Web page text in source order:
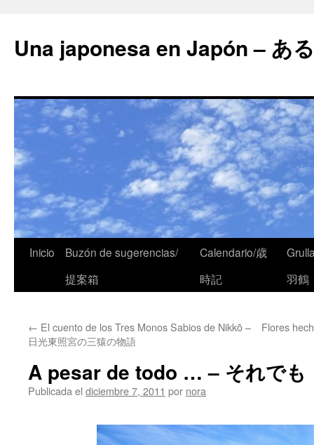
Una japonesa en Japón – あ
Inicio
Buzón de sugerencias/
提案箱
Calendario/歳
時記
羽鶴
← El cuento de los Tres Monos Sabios de Nikkō –
日光東照宮の三猿の物語
Flores
A pesar de todo … – それで
Publicada el diciembre 7, 2011 por nora